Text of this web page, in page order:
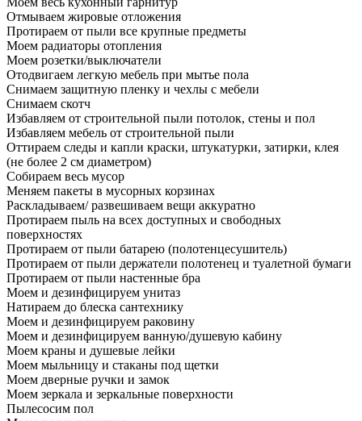
Отмываем жировые отложения
Протираем от пыли все крупные предметы
Моем радиаторы отопления
Моем розетки/выключатели
Отодвигаем легкую мебель при мытье пола
Снимаем защитную пленку и чехлы с мебели
Снимаем скотч
Избавляем от строительной пыли потолок, стены и пол
Избавляем мебель от строительной пыли
Оттираем следы и капли краски, штукатурки, затирки, клея
(не более 2 см диаметром)
Собираем весь мусор
Меняем пакеты в мусорных корзинах
Раскладываем/ развешиваем вещи аккуратно
Протираем пыль на всех доступных и свободных
поверхностях
Протираем от пыли батарею (полотенцесушитель)
Протираем от пыли держатели полотенец и туалетной бумаги
Протираем от пыли настенные бра
Моем и дезинфицируем унитаз
Натираем до блеска сантехнику
Моем и дезинфицируем раковину
Моем и дезинфицируем ванную/душевую кабину
Моем краны и душевые лейки
Моем мыльницу и стаканы под щетки
Моем дверные ручки и замок
Моем зеркала и зеркальные поверхности
Пылесосим пол